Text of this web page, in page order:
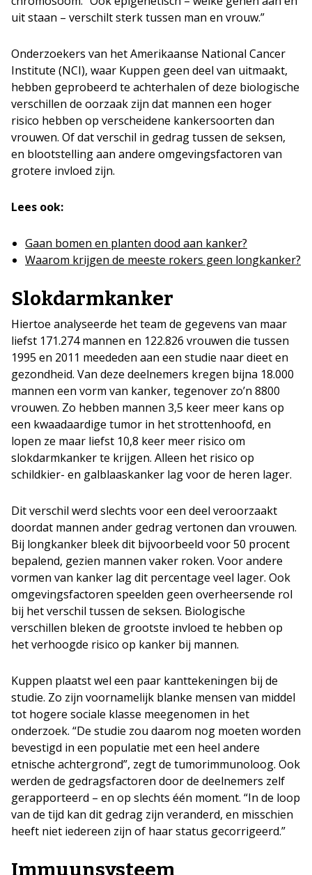
uit staan – verschilt sterk tussen man en vrouw.”
Onderzoekers van het Amerikaanse National Cancer
Institute (NCI), waar Kuppen geen deel van uitmaakt,
hebben geprobeerd te achterhalen of deze biologische
verschillen de oorzaak zijn dat mannen een hoger
risico hebben op verscheidene kankersoorten dan
vrouwen. Of dat verschil in gedrag tussen de seksen,
en blootstelling aan andere omgevingsfactoren van
grotere invloed zijn.
Lees ook:
Gaan bomen en planten dood aan kanker?
Waarom krijgen de meeste rokers geen longkanker?
Slokdarmkanker
Hiertoe analyseerde het team de gegevens van maar
liefst 171.274 mannen en 122.826 vrouwen die tussen
1995 en 2011 meededen aan een studie naar dieet en
gezondheid. Van deze deelnemers kregen bijna 18.000
mannen een vorm van kanker, tegenover zo’n 8800
vrouwen. Zo hebben mannen 3,5 keer meer kans op
een kwaadaardige tumor in het strottenhoofd, en
lopen ze maar liefst 10,8 keer meer risico om
slokdarmkanker te krijgen. Alleen het risico op
schildkier- en galblaaskanker lag voor de heren lager.
Dit verschil werd slechts voor een deel veroorzaakt
doordat mannen ander gedrag vertonen dan vrouwen.
Bij longkanker bleek dit bijvoorbeeld voor 50 procent
bepalend, gezien mannen vaker roken. Voor andere
vormen van kanker lag dit percentage veel lager. Ook
omgevingsfactoren speelden geen overheersende rol
bij het verschil tussen de seksen. Biologische
verschillen bleken de grootste invloed te hebben op
het verhoogde risico op kanker bij mannen.
Kuppen plaatst wel een paar kanttekeningen bij de
studie. Zo zijn voornamelijk blanke mensen van middel
tot hogere sociale klasse meegenomen in het
onderzoek. “De studie zou daarom nog moeten worden
bevestigd in een populatie met een heel andere
etnische achtergrond”, zegt de tumorimmunoloog. Ook
werden de gedragsfactoren door de deelnemers zelf
gerapporteerd – en op slechts één moment. “In de loop
van de tijd kan dit gedrag zijn veranderd, en misschien
heeft niet iedereen zijn of haar status gecorrigeerd.”
Immuunsysteem